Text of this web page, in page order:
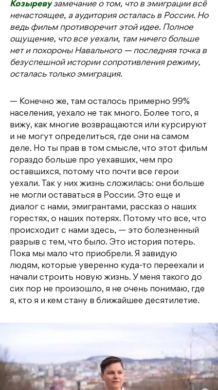
Козыревузамечание о том, что в эмиграции всё
ненастоящее, а аудитория осталась в России. Но
ведь фильм противоречит этой идее. Полное
ощущение, что все уехали, там ничего больше
нет и похороны Навального — последняя точка в
безуспешной истории сопротивления режиму,
осталась только эмиграция.
— Конечно же, там осталось примерно 99%
населения, уехало не так много. Более того, я
вижу, как многие возвращаются или курсируют
и не могут определиться, где они на самом
деле. Но ты прав в том смысле, что этот фильм
гораздо больше про уехавших, чем про
оставшихся, потому что почти все герои
уехали. Так у них жизнь сложилась: они больше
не могли оставаться в России. Это еще и
диалог с нами, эмигрантами, рассказ о наших
горестях, о наших потерях. Потому что все, что
происходит с нами здесь, — это болезненный
разрыв с тем, что было. Это история потерь.
Пока мы мало что приобрели. Я завидую
людям, которые уверенно куда-то переехали и
начали строить новую жизнь. У меня такого до
сих пор не произошло, я не очень понимаю, где
я, кто я и кем стану в ближайшее десятилетие.